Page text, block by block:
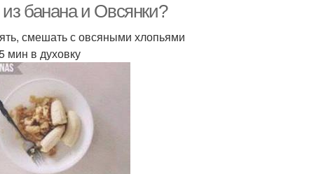
банана и Овсянки?
смешать с овсяными хлопьями
мин в духовку